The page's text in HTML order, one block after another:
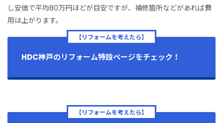
し安価で平均80万円ほどが目安ですが、補修箇所などがあれば費
用は上がります。
【リフォームを考えたら】
HDC神戸のリフォーム特設ページをチェック！
【リフォームを考えたら】